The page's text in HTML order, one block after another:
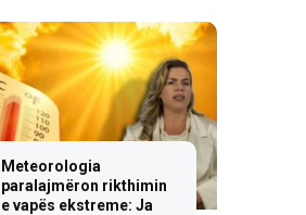
Meteorologia
paralajmëron rikthimin
e vapës ekstreme: Ja